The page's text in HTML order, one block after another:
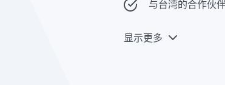
与台湾的合作伙
与台湾合作伙伴
显示更多